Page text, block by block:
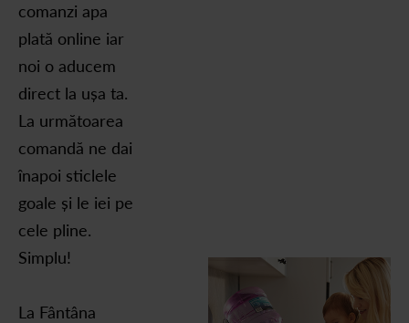
comanzi apa
plată online iar
noi o aducem
direct la ușa ta.
La următoarea
comandă ne dai
înapoi sticlele
goale și le iei pe
cele pline.
Simplu!
La Fântâna